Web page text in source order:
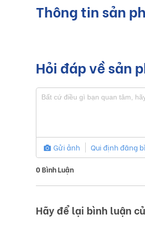
Thông tin sản
Hỏi đáp về sản
Gửi ảnh Qui định đăng
0Bình Luận
Hãy để lại bình luận